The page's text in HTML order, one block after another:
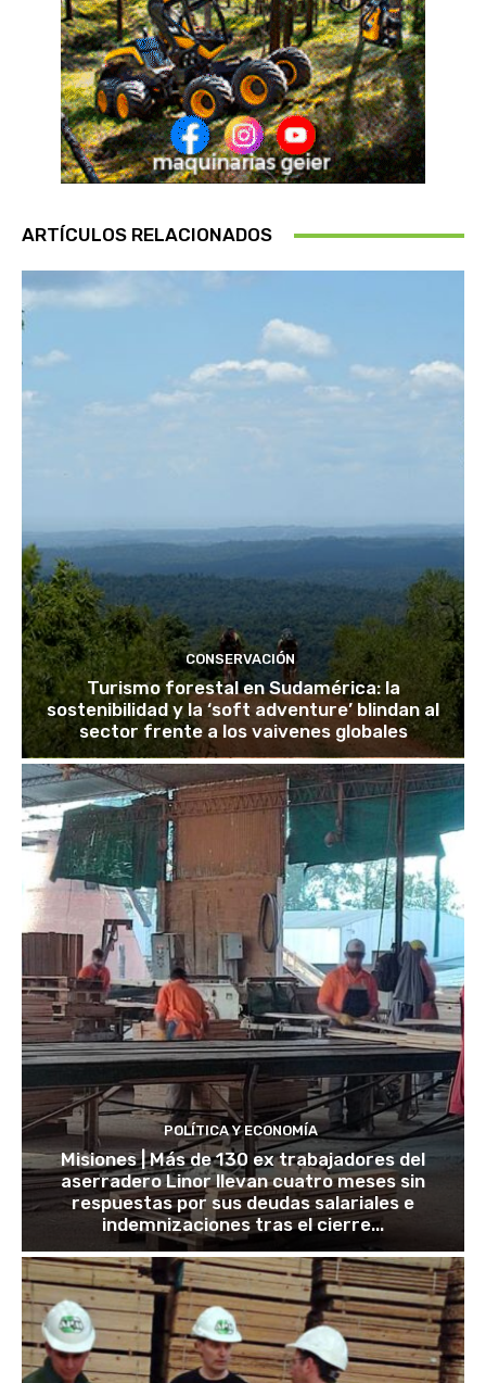
ARTÍCULOS RELACIONADOS
CONSERVACIÓN
Turismo forestal en Sudamérica: la
sostenibilidad y la ‘soft adventure’ blindan al
sector frente a los vaivenes globales
POLÍTICA Y ECONOMÍA
Misiones | Más de 130 ex trabajadores del
aserradero Linor llevan cuatro meses sin
respuestas por sus deudas salariales e
indemnizaciones tras el cierre...